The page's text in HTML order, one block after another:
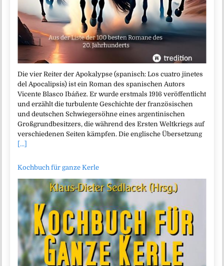
Die vier Reiter der Apokalypse (spanisch: Los cuatro jinetes
del Apocalipsis) ist ein Roman des spanischen Autors
Vicente Blasco Ibáñez. Er wurde erstmals 1916 veröffentlicht
und erzählt die turbulente Geschichte der französischen
und deutschen Schwiegersöhne eines argentinischen
Großgrundbesitzers, die während des Ersten Weltkriegs auf
verschiedenen Seiten kämpfen. Die englische Übersetzung
[...]
Kochbuch für ganze Kerle